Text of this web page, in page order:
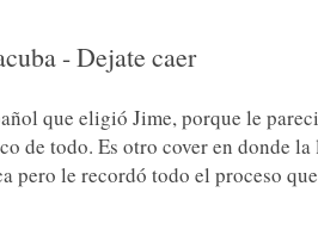
- Dejate caer
que eligió Jime, porque le
de todo. Es otro cover en donde
pero le recordó todo el proceso